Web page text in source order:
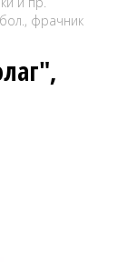
фрачник